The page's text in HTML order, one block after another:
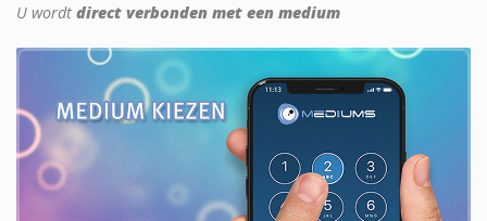
U wordt direct verbonden met een medium